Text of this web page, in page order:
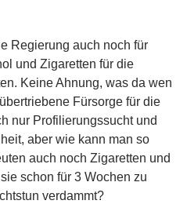
Regierung auch noch für
und Zigaretten für die
Keine Ahnung, was da wen
Fürsorge für die
nur Profilierungssucht und
aber wie kann man so
auch noch Zigaretten und
schon für 3 Wochen zu
verdammt?